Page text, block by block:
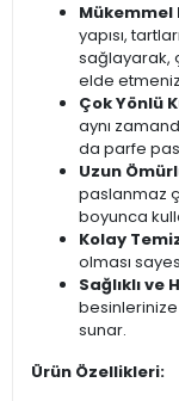
Mükemmel
yapısı,
sağlayarak,
elde
Çok Yönlü
aynı
da parfe
Uzun
paslanmaz
boyunca
Kolay
olması
Sağlıklı ve
sunar.
Ürün Özellikleri: